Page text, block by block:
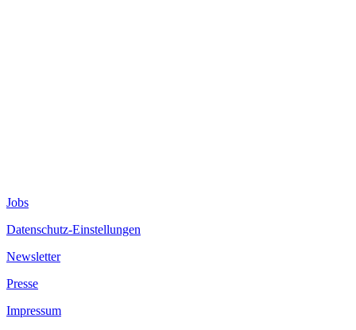
Jobs
Datenschutz-Einstellungen
Newsletter
Presse
Impressum